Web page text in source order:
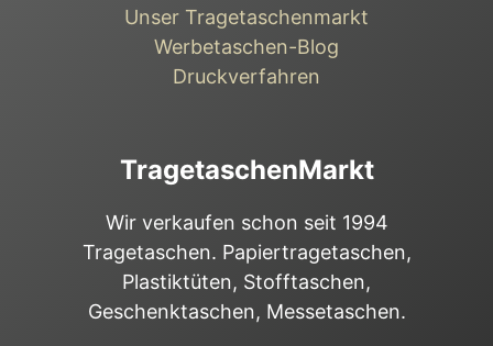
TragetaschenMarkt
Wir verkaufen schon seit 1994
Tragetaschen. Papiertragetaschen,
Plastiktüten, Stofftaschen,
Geschenktaschen, Messetaschen.
Unser Tragetaschenmarkt
Werbetaschen-Blog
Druckverfahren